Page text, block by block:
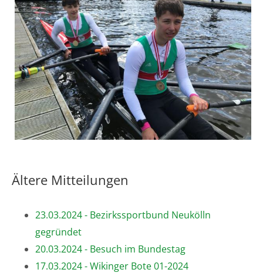
Ältere Mitteilungen
23.03.2024 - Bezirkssportbund Neukölln
gegründet
20.03.2024 - Besuch im Bundestag
17.03.2024 - Wikinger Bote 01-2024